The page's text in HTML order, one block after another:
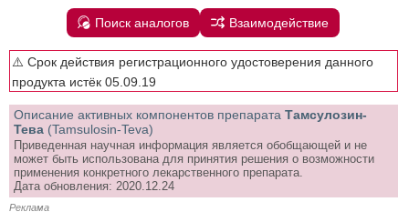
Поиск аналогов Взаимодействие
⚠️ Срок действия регистрационного удостоверения данного
продукта истёк 05.09.19
Описание активных компонентов препарата Тамсулозин-
Тева (Tamsulosin-Teva)
Приведенная научная информация является обобщающей и не
может быть использована для принятия решения о возможности
применения конкретного лекарственного препарата.
Дата обновления: 2020.12.24
Реклама